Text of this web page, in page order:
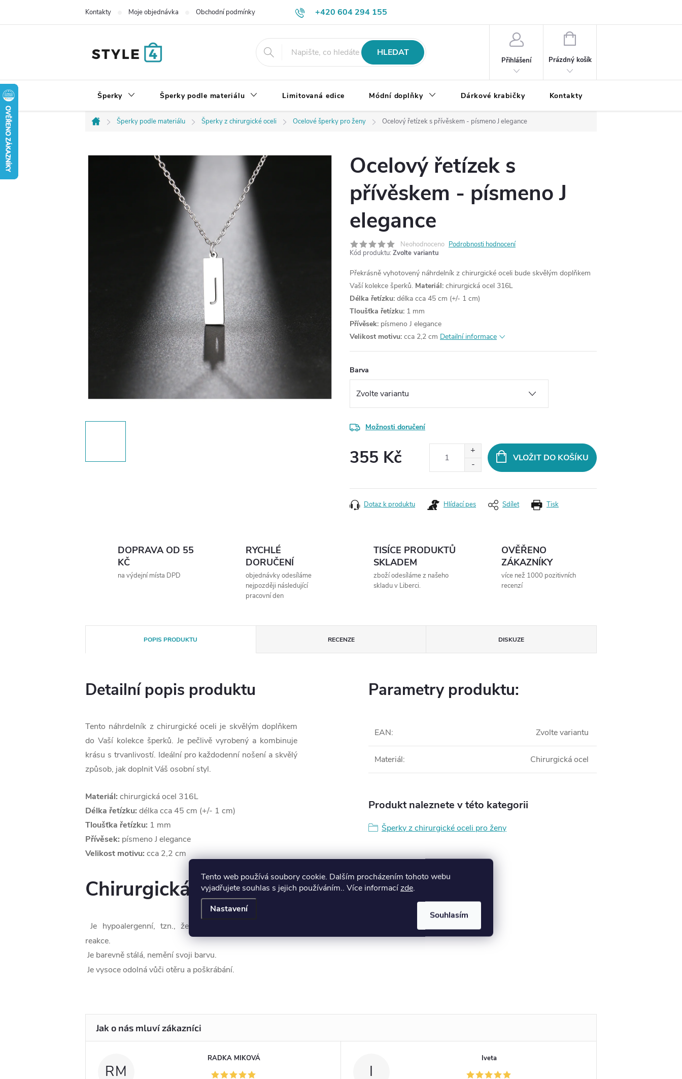
Tento web používá soubory cookie. Dalším procházením tohoto webu
vyjadřujete souhlas s jejich používáním.. Více informacízde.
Nastavení
Souhlasím
+420 604 294 155
Kontakty Moje objednávka Obchodní podmínky Výměna, vrácení a reklamace zboží
HLEDAT
Přihlášení
NÁKUPNÍ
Prázdný košík
Šperky Šperky podle materiálu Limitovaná edice Módní doplňky Dárkové krabičky Kontakty
Domů
Šperky podle materiálu Šperky z chirurgické oceli Ocelové šperky pro ženy Ocelový řetízek s přívěskem - písmeno J elegance
Ocelový řetízek s
přívěskem - písmeno J
elegance
Neohodnoceno Podrobnosti hodnocení
Kód produktu: Zvolte variantu
Překrásně vyhotovený náhrdelník z chirurgické oceli bude skvělým doplňkem
Vaší kolekce šperků. Materiál: chirurgická ocel 316L
Délka řetízku: délka cca 45 cm (+/- 1 cm)
Tloušťka řetízku: 1 mm
Přívěsek: písmeno J elegance
Velikost motivu: cca 2,2 cm Detailní informace
Barva
Možnosti doručení
355 Kč VLOŽIT DO KOŠÍKU
Tisk
Dotaz k produktu Hlídací pes Sdílet
DOPRAVA OD 55
KČ
na výdejní místa DPD
RYCHLÉ
DORUČENÍ
objednávky odesíláme
nejpozději následující
pracovní den
TISÍCE PRODUKTŮ
SKLADEM
zboží odesíláme z našeho
skladu v Liberci.
OVĚŘENO
ZÁKAZNÍKY
více než 1000 pozitivních
recenzí
POPIS PRODUKTU RECENZE DISKUZE
Detailní popis produktu
Tento náhrdelník z chirurgické oceli je skvělým doplňkem
do Vaší kolekce šperků. Je pečlivě vyrobený a kombinuje
krásu s trvanlivostí. Ideální pro každodenní nošení a skvělý
způsob, jak doplnit Váš osobní styl.
Materiál: chirurgická ocel 316L
Délka řetízku: délka cca 45 cm (+/- 1 cm)
Tloušťka řetízku: 1 mm
Přívěsek: písmeno J elegance
Velikost motivu: cca 2,2 cm
Chirurgická ocel
Je hypoalergenní, tzn., že nevyvolává žádné alergické
reakce.
Je barevně stálá, nemění svoji barvu.
Je vysoce odolná vůči otěru a poškrábání.
Parametry produktu:
EAN: Zvolte variantu
Materiál: Chirurgická ocel
Produkt naleznete v této kategorii
Šperky z chirurgické oceli pro ženy
RM
RADKA MIKOVÁ
I
Iveta